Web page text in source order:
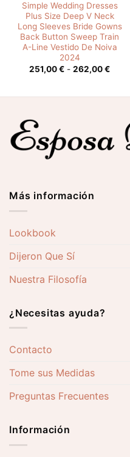
Simple Wedding Dresses
Plus Size Deep V Neck
Long Sleeves Bride Gowns
Back Button Sweep Train
A-Line Vestido De Noiva
2024
251,00€ - 262,00€Rango
Más información
Lookbook
Dijeron Que Sí
Nuestra Filosofía
¿Necesitas ayuda?
Contacto
Tome sus Medidas
Preguntas Frecuentes
Información